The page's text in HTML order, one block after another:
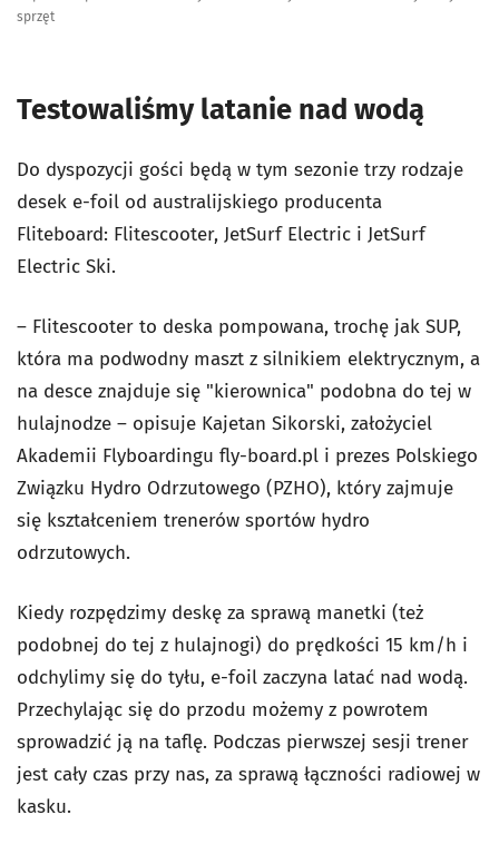
sprzęt
Testowaliśmy latanie nad wodą
Do dyspozycji gości będą w tym sezonie trzy rodzaje
desek e-foil od australijskiego producenta
Fliteboard: Flitescooter, JetSurf Electric i JetSurf
Electric Ski.
– Flitescooter to deska pompowana, trochę jak SUP,
która ma podwodny maszt z silnikiem elektrycznym, a
na desce znajduje się "kierownica" podobna do tej w
hulajnodze – opisuje Kajetan Sikorski, założyciel
Akademii Flyboardingu fly-board.pl i prezes Polskiego
Związku Hydro Odrzutowego (PZHO), który zajmuje
się kształceniem trenerów sportów hydro
odrzutowych.
Kiedy rozpędzimy deskę za sprawą manetki (też
podobnej do tej z hulajnogi) do prędkości 15 km/h i
odchylimy się do tyłu, e-foil zaczyna latać nad wodą.
Przechylając się do przodu możemy z powrotem
sprowadzić ją na taflę. Podczas pierwszej sesji trener
jest cały czas przy nas, za sprawą łączności radiowej w
kasku.